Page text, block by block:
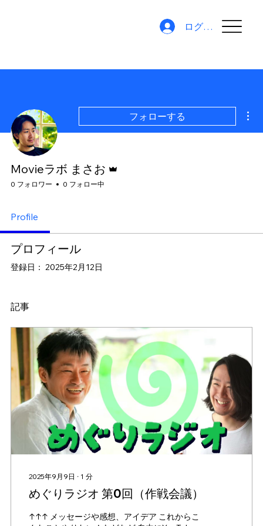
ログイン
フォローする
Movieラボ まさお
0 フォロワー 0 フォロー中
Profile
プロフィール
登録日： 2025年2月12日
記事
2025年9月9日 ∙ 1 分
​めぐりラジオ 第0回（作戦会議）
↑↑↑ メッセージや感想、アイデア これからこ